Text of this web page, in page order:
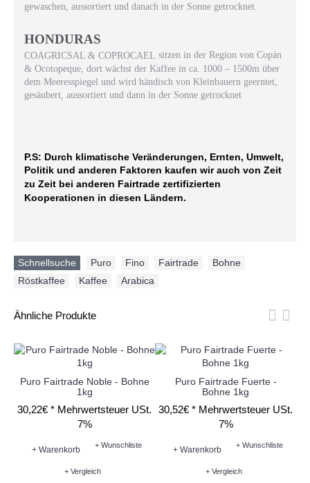
gewaschen, aussortiert und danach in der Sonne getrocknet.
HONDURAS
COAGRICSAL & COPROCAEL sitzen in der Region von Copán
& Ocotopeque, dort wächst der Kaffee in ca. 1000 – 1500m über
dem Meeresspiegel und wird händisch von Kleinbauern geerntet,
gesäubert, aussortiert und dann in der Sonne getrocknet
P.S: Durch klimatische Veränderungen, Ernten, Umwelt,
Politik und anderen Faktoren kaufen wir auch von Zeit
zu Zeit bei anderen Fairtrade zertifizierten
Kooperationen in diesen Ländern.
Schnellsuche Puro Fino Fairtrade Bohne
Röstkaffee
Kaffee Arabica
Ähnliche Produkte
Puro Fairtrade Noble - Bohne
1kg
30,22€ * Mehrwertsteuer USt.
7%
+ Warenkorb + Wunschliste
+ Vergleich
Puro Fairtrade Fuerte -
Bohne 1kg
30,52€ * Mehrwertsteuer USt.
7%
+ Warenkorb + Wunschliste
+ Vergleich